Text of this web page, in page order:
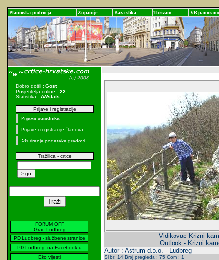
Planinska područja Županije Baza slika Turizam VR panorame
Dobro došli : Gost
Posjetitelja online : 22
Statistika : AWstats
Prijave i registracije
Prijava suradnika
Prijave i registracije članova
Ažuriranje podataka gradovi
Tražilica - crtice
FORUM OFF
Grad Ludbreg
PD Ludbreg - službene stranice
PD Ludbreg- na Facebook-u
Eko vijesti
Vidikovac Krizni
Outlook - Krizni
Autor : Astrum d.o.o. - Ludbreg
Sl.br: 14 Broj pregleda : 75 Com : 1